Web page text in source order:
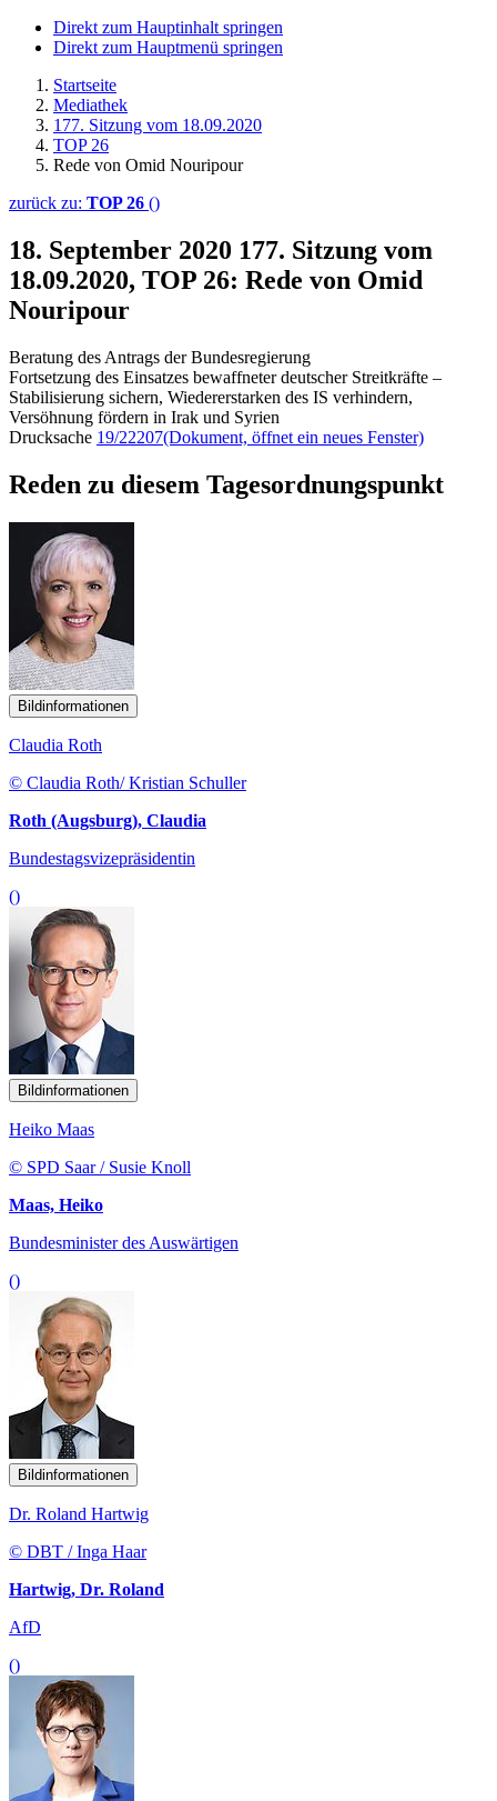
Direkt zum Hauptinhalt springen
Direkt zum Hauptmenü springen
Startseite
Mediathek
177. Sitzung vom 18.09.2020
TOP 26
Rede von Omid Nouripour
zurück zu: TOP 26 ()
18. September 2020 177. Sitzung vom
18.09.2020, TOP 26: Rede von Omid
Nouripour
Beratung des Antrags der Bundesregierung
Fortsetzung des Einsatzes bewaffneter deutscher Streitkräfte –
Stabilisierung sichern, Wiedererstarken des IS verhindern,
Versöhnung fördern in Irak und Syrien
Drucksache 19/22207(Dokument, öffnet ein neues Fenster)
Reden zu diesem Tagesordnungspunkt
Bildinformationen
Claudia Roth
© Claudia Roth/ Kristian Schuller
Roth (Augsburg), Claudia
Bundestagsvizepräsidentin
()
Bildinformationen
Heiko Maas
© SPD Saar / Susie Knoll
Maas, Heiko
Bundesminister des Auswärtigen
()
Bildinformationen
Dr. Roland Hartwig
© DBT / Inga Haar
Hartwig, Dr. Roland
AfD
()